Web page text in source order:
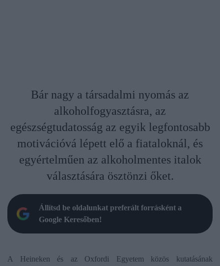
Bár nagy a társadalmi nyomás az
alkoholfogyasztásra, az
egészségtudatosság az egyik legfontosabb
motivációvá lépett elő a fiataloknál, és
egyértelműen az alkoholmentes italok
választására ösztönzi őket.
Állítsd be oldalunkat preferált forrásként a
Google Keresőben!
A Heineken és az Oxfordi Egyetem közös kutatásának